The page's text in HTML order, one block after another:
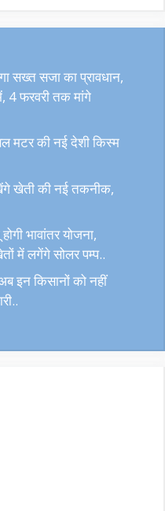
सख्त सजा का प्रावधान,
4 फरवरी तक मांगे
मटर की नई देशी किस्म
खेती की नई तकनीक,
भावांतर योजना,
में लगेंगे सोलर पम्प..
इन किसानों को नहीं